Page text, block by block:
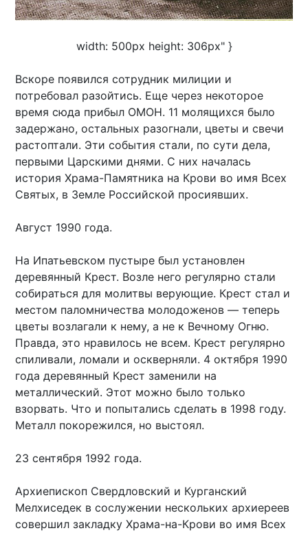
width: 500px height: 306px" }
Вскоре появился сотрудник милиции и
потребовал разойтись. Еще через некоторое
время сюда прибыл ОМОН. 11 молящихся было
задержано, остальных разогнали, цветы и свечи
растоптали. Эти события стали, по сути дела,
первыми Царскими днями. С них началась
история Храма-Памятника на Крови во имя Всех
Святых, в Земле Российской просиявших.
Август 1990 года.
На Ипатьевском пустыре был установлен
деревянный Крест. Возле него регулярно стали
собираться для молитвы верующие. Крест стал и
местом паломничества молодоженов — теперь
цветы возлагали к нему, а не к Вечному Огню.
Правда, это нравилось не всем. Крест регулярно
спиливали, ломали и оскверняли. 4 октября 1990
года деревянный Крест заменили на
металлический. Этот можно было только
взорвать. Что и попытались сделать в 1998 году.
Металл покорежился, но выстоял.
23 сентября 1992 года.
Архиепископ Свердловский и Курганский
Мелхиседек в сослужении нескольких архиереев
совершил закладку Храма-на-Крови во имя Всех